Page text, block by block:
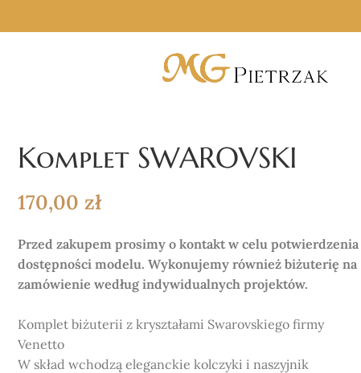
Komplet SWAROVSKI
170,00 zł
Przed zakupem prosimy o kontakt w celu potwierdzenia
dostępności modelu. Wykonujemy również biżuterię na
zamówienie według indywidualnych projektów.
Komplet biżuterii z kryształami Swarovskiego firmy
Venetto
W skład wchodzą eleganckie kolczyki i naszyjnik